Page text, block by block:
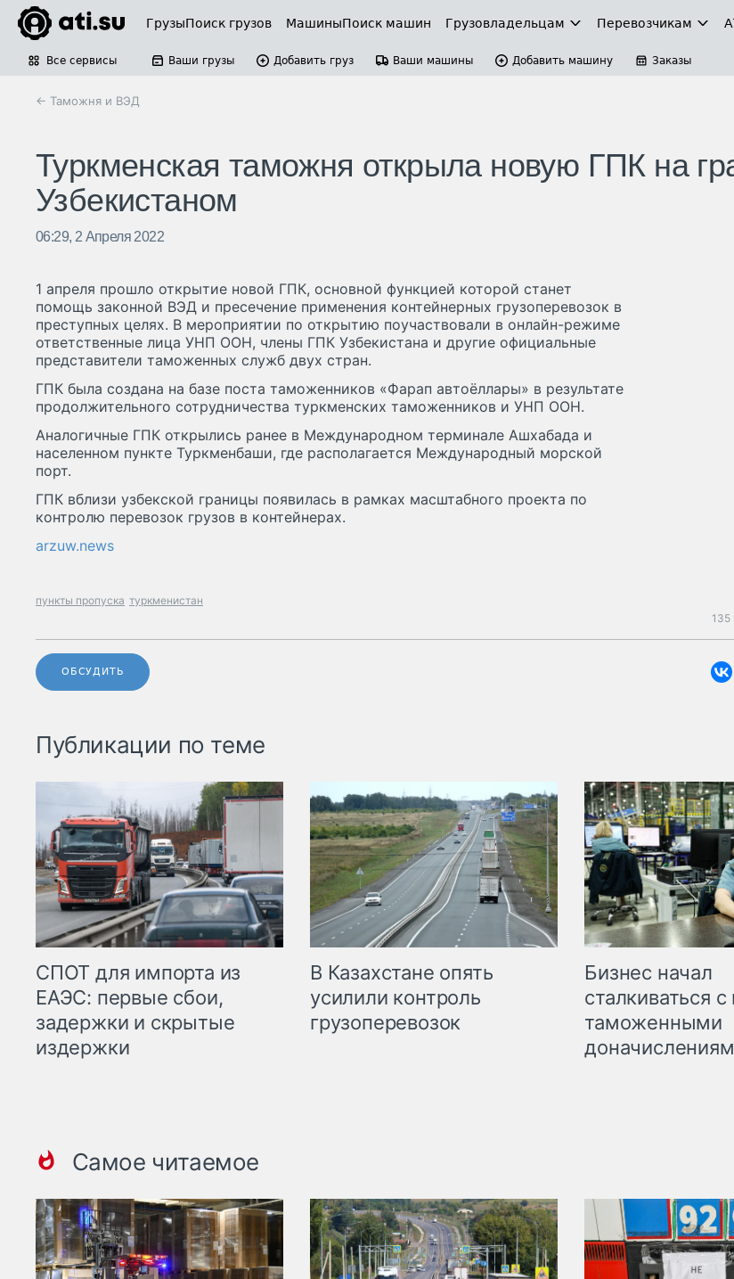
ГрузыПоиск грузов МашиныПоиск машин Грузовладельцам Перевозчикам
Все сервисы Ваши грузы Добавить груз Ваши машины Добавить машину Заказы
← Таможня и ВЭД
Туркменская таможня открыла новую ГПК на
Узбекистаном
06:29, 2 Апреля 2022
1 апреля прошло открытие новой ГПК, основной функцией которой станет
помощь законной ВЭД и пресечение применения контейнерных грузоперевозок в
преступных целях. В мероприятии по открытию поучаствовали в онлайн-режиме
ответственные лица УНП ООН, члены ГПК Узбекистана и другие официальные
представители таможенных служб двух стран.
ГПК была создана на базе поста таможенников «Фарап автоёллары» в результате
продолжительного сотрудничества туркменских таможенников и УНП ООН.
Аналогичные ГПК открылись ранее в Международном терминале Ашхабада и
населенном пункте Туркменбаши, где располагается Международный морской
порт.
ГПК вблизи узбекской границы появилась в рамках масштабного проекта по
контролю перевозок грузов в контейнерах.
arzuw.news
пункты пропуска туркменистан
135
ОБСУДИТЬ
Публикации по теме
СПОТ для импорта из
ЕАЭС: первые сбои,
задержки и скрытые
издержки
В Казахстане опять
усилили контроль
грузоперевозок
Бизнес начал
сталкиваться
таможенными
Самое читаемое